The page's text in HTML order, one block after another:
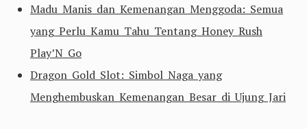
Madu Manis dan Kemenangan Menggoda: Semua
yang Perlu Kamu Tahu Tentang Honey Rush
Play’N Go
Dragon Gold Slot: Simbol Naga yang
Menghembuskan Kemenangan Besar di Ujung Jari